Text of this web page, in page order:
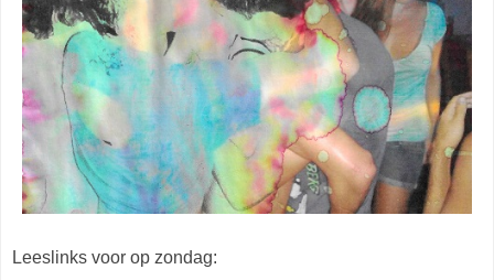
Leeslinks voor op zondag: